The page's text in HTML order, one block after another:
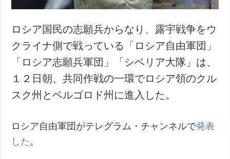
特集
インタビュー
写真
動画
購読
フォトバンク
ロシア国民の志願兵からなり、露宇戦争をウ
クライナ側で戦っている「ロシア自由軍団」
「ロシア志願兵軍団」「シベリア大隊」は、
１２日朝、共同作戦の一環でロシア領のクル
スク州とベルゴロド州に進入した。
ロシア自由軍団がテレグラム・チャンネルで発表
した 。